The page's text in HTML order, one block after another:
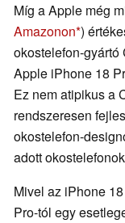
Míg a Apple még
Amazonon )
okostelefon-gyártó
Apple iPhone 18
Ez nem atipikus a
rendszeresen
okostelefon-
adott
Mivel az iPhone
Pro-tól egy